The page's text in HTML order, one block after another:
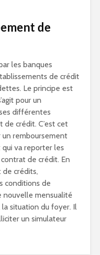
de
les banques
de crédit
Le principe est
pour un
différentes
de crédit. C’est cet
un remboursement
qui va reporter les
de crédit. En
crédits,
conditions de
mensualité
situation du foyer. Il
un simulateur